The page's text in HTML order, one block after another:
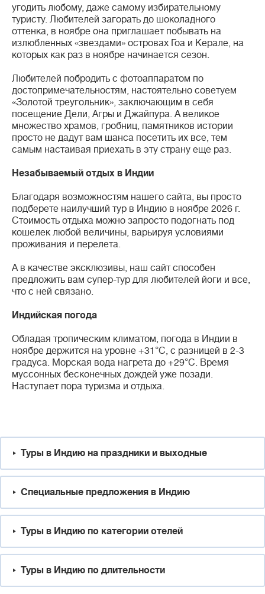
угодить любому, даже самому избирательному
туристу. Любителей загорать до шоколадного
оттенка, в ноябре она приглашает побывать на
излюбленных «звездами» островах Гоа и Керале, на
которых как раз в ноябре начинается сезон.
Любителей побродить с фотоаппаратом по
достопримечательностям, настоятельно советуем
«Золотой треугольник», заключающим в себя
посещение Дели, Агры и Джайпура. А великое
множество храмов, гробниц, памятников истории
просто не дадут вам шанса посетить их все, тем
самым настаивая приехать в эту страну еще раз.
Незабываемый отдых в Индии
Благодаря возможностям нашего сайта, вы просто
подберете наилучший тур в Индию в ноябре 2026 г.
Стоимость отдыха можно запросто подогнать под
кошелек любой величины, варьируя условиями
проживания и перелета.
А в качестве эксклюзивы, наш сайт способен
предложить вам супер-тур для любителей йоги и все,
что с ней связано.
Индийская погода
Обладая тропическим климатом, погода в Индии в
ноябре держится на уровне +31°С, с разницей в 2-3
градуса. Морская вода нагрета до +29°С. Время
муссонных бесконечных дождей уже позади.
Наступает пора туризма и отдыха.
Туры в Индию на праздники и выходные
Специальные предложения в Индию
Туры в Индию по категории отелей
Туры в Индию по длительности